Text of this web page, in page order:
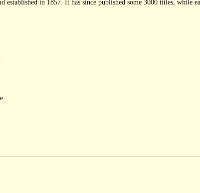
in 1857. It has since published some 3000 titles, while